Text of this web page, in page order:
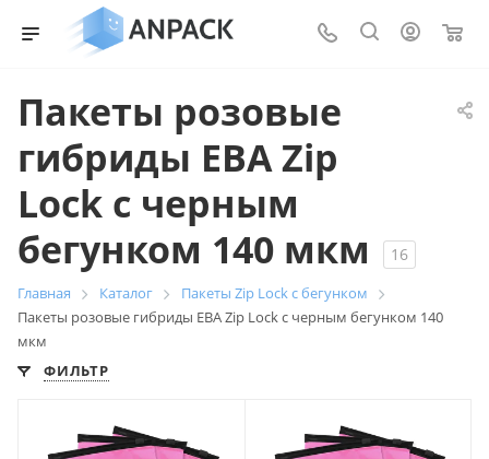
0
Пакеты розовые
гибриды ЕВА Zip
Lock с черным
бегунком 140 мкм
16
Главная Каталог
Пакеты Zip Lock с бегунком
Пакеты розовые гибриды ЕВА Zip Lock с черным бегунком 140
мкм
ФИЛЬТР